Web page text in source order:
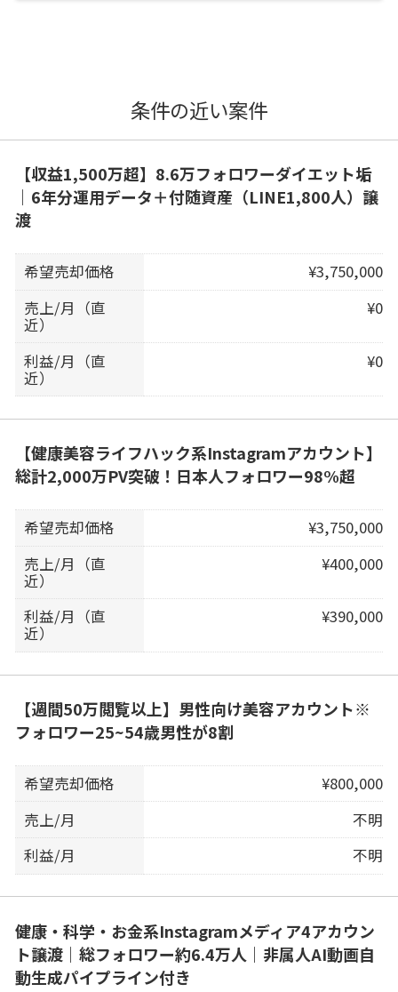
条件の近い案件
【収益1,500万超】8.6万フォロワーダイエット垢
｜6年分運用データ＋付随資産（LINE1,800人）譲
渡
希望売却価格
¥3,750,000
売上/月（直
近）
¥0
利益/月（直
近）
¥0
【健康美容ライフハック系Instagramアカウント】
総計2,000万PV突破！日本人フォロワー98%超
希望売却価格
¥3,750,000
売上/月（直
近）
¥400,000
利益/月（直
近）
¥390,000
【週間50万閲覧以上】男性向け美容アカウント※
フォロワー25~54歳男性が8割
希望売却価格
¥800,000
売上/月
不明
利益/月
不明
健康・科学・お金系Instagramメディア4アカウン
ト譲渡｜総フォロワー約6.4万人｜非属人AI動画自
動生成パイプライン付き